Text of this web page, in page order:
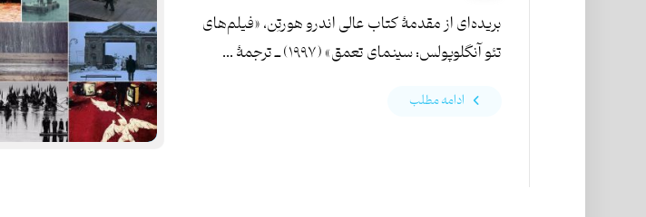
بریده‌ای از مقدمۀ کتاب عالی اندرو هورتِن، «فیلم‌های
تئو آنگلوپولس: سینمای تعمق» (۱۹۹۷) ــ ترجمۀ ...
ادامه مطلب